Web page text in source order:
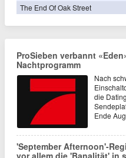
The End Of Oak Street
ProSieben verbannt
Nachtprogramm
Nach
die
Ende
'September Afternoon'-
vor allem die 'Banalität' in